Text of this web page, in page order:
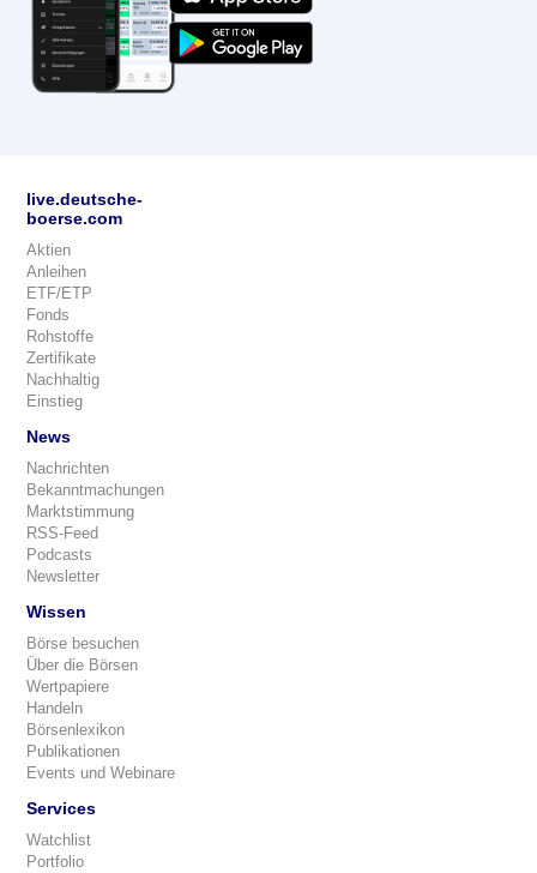
live.deutsche-
boerse.com
Aktien
Anleihen
ETF/ETP
Fonds
Rohstoffe
Zertifikate
Nachhaltig
Einstieg
News
Nachrichten
Bekanntmachungen
Marktstimmung
RSS-Feed
Podcasts
Newsletter
Wissen
Börse besuchen
Über die Börsen
Wertpapiere
Handeln
Börsenlexikon
Publikationen
Events und Webinare
Services
Watchlist
Portfolio